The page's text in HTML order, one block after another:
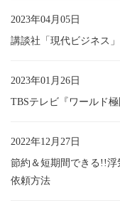
2023年04月05日
講談社「現代ビジネス
2023年01月26日
TBSテレビ『ワールド
2022年12月27日
節約＆短期間できる!!
依頼方法